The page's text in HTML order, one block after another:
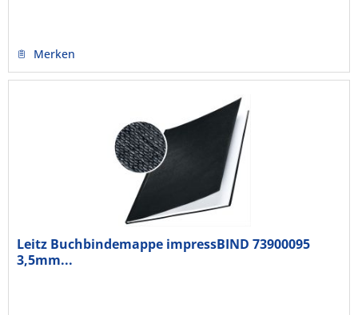
Merken
Leitz Buchbindemappe impressBIND 73900095
3,5mm...